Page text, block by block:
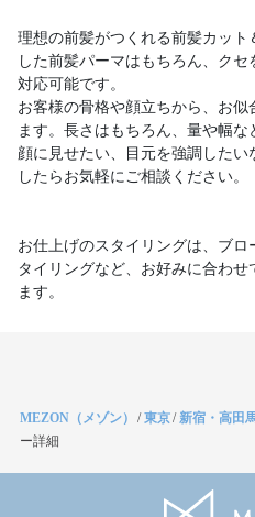
理想の前髪がつくれる前髪カット
した前髪パーマはもちろん、ク
対応可能です。
お客様の骨格や顔立ちから、お
ます。長さはもちろん、量や幅
顔に見せたい、目元を強調したい
したらお気軽にご相談ください。
お仕上げのスタイリングは、ブ
タイリングなど、お好みに合わ
ます。
MEZON（メゾン） /東京/新宿・高田
ー詳細